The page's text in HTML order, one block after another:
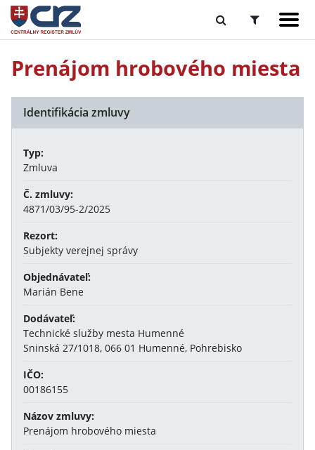
Prenájom hrobového miesta
Identifikácia zmluvy
Typ:
Zmluva
Č. zmluvy:
4871/03/95-2/2025
Rezort:
Subjekty verejnej správy
Objednávateľ:
Marián Bene
Dodávateľ:
Technické služby mesta Humenné
Sninská 27/1018, 066 01 Humenné, Pohrebisko
IČO:
00186155
Názov zmluvy:
Prenájom hrobového miesta